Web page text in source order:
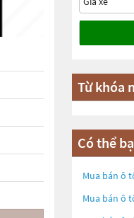
Từ khóa
Có thể
Mua bán ô
Mua bán ô